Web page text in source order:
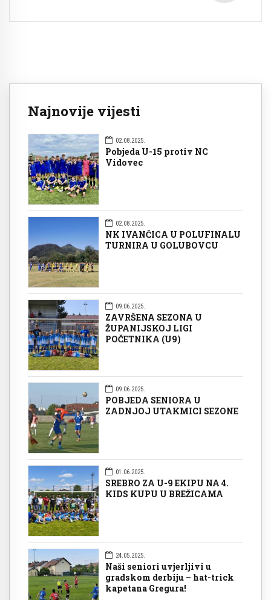
Najnovije vijesti
02.08.2025.
Pobjeda U-15 protiv NC
Vidovec
02.08.2025.
NK IVANČICA U POLUFINALU
TURNIRA U GOLUBOVCU
09.06.2025.
ZAVRŠENA SEZONA U
ŽUPANIJSKOJ LIGI
POČETNIKA (U9)
09.06.2025.
POBJEDA SENIORA U
ZADNJOJ UTAKMICI SEZONE
01.06.2025.
SREBRO ZA U-9 EKIPU NA 4.
KIDS KUPU U BREŽICAMA
24.05.2025.
Naši seniori uvjerljivi u
gradskom derbiju – hat-trick
kapetana Gregura!